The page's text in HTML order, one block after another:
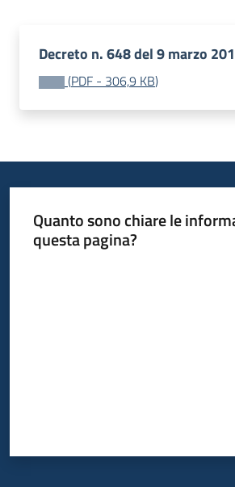
Decreto n. 648 del 9 marzo
(PDF - 306,9 KB)
Quanto sono chiare le
questa pagina?